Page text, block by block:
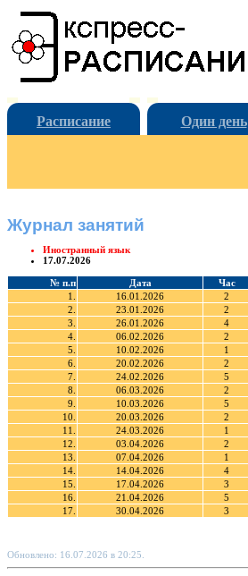
Расписание Один день
Журнал занятий
Иностранный язык
17.07.2026
№ п.п Дата Час
1.
16.01.2026 2
2.
23.01.2026 2
3.
26.01.2026 4
4.
06.02.2026 2
5.
10.02.2026 1
6.
20.02.2026 2
7.
24.02.2026 5
8.
06.03.2026 2
9.
10.03.2026 5
10.
20.03.2026 2
11.
24.03.2026 1
12.
03.04.2026 2
13.
07.04.2026 1
14.
14.04.2026 4
15.
17.04.2026 3
16.
21.04.2026 5
17.
30.04.2026 3
Обновлено: 16.07.2026 в 20:25.